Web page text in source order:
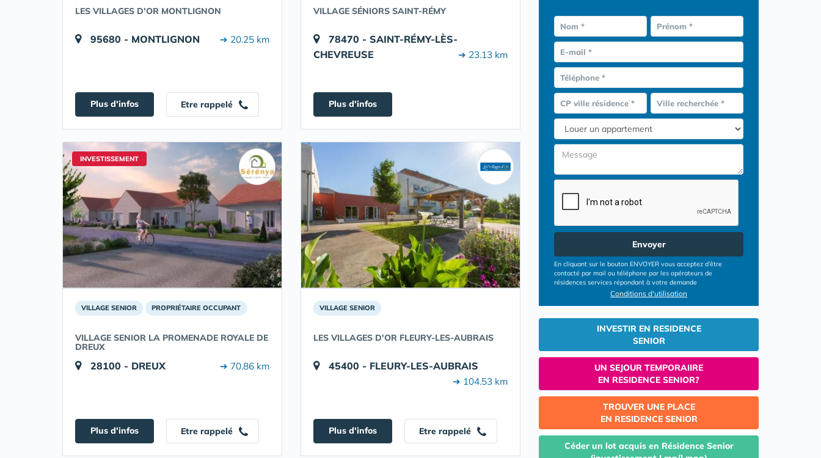
LES VILLAGES D'OR MONTLIGNON
95680 - MONTLIGNON ➔ 20.25 km
Plus d'infos Etre rappelé
VILLAGE SÉNIORS SAINT-RÉMY
78470 - SAINT-RÉMY-LÈS-
CHEVREUSE
➔ 23.13 km
Plus d'infos
INVESTISSEMENT
VILLAGE SENIOR PROPRIÉTAIRE OCCUPANT
VILLAGE SENIOR LA PROMENADE ROYALE DE
DREUX
28100 - DREUX ➔ 70.86 km
Plus d'infos Etre rappelé
VILLAGE SENIOR
LES VILLAGES D'OR FLEURY-LES-AUBRAIS
45400 - FLEURY-LES-AUBRAIS
➔ 104.53 km
Plus d'infos Etre rappelé
Nom * Prénom *
E-mail *
Téléphone *
CP ville résidence * Ville recherchée *
Envoyer
En cliquant sur le bouton ENVOYER vous acceptez d’être
contacté par mail ou téléphone par les opérateurs de
résidences services répondant à votre demande
Conditions d'utilisation
INVESTIR EN RESIDENCE
SENIOR
UN SEJOUR TEMPORAIIRE
EN RESIDENCE SENIOR?
TROUVER UNE PLACE
EN RESIDENCE SENIOR
Céder un lot acquis en Résidence Senior